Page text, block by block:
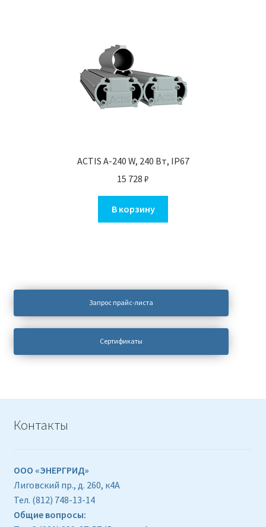
ACTIS A-240 W, 240 Вт, IP67
15 728 ₽
В корзину
Запрос прайс-листа
Сертификаты
Контакты
ООО «ЭНЕРГРИД»
Лиговский пр., д. 260, к4А
Тел. (812) 748-13-14
Общие вопросы: